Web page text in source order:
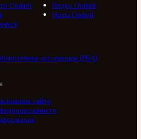
Орфей
Видео Орфей
Ноты Орфей
ассоциация (РБА)
сайта